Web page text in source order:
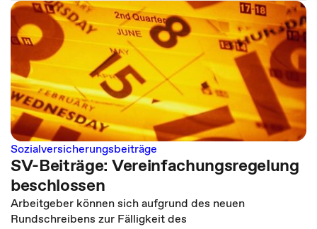
Sozialversicherungsbeiträge
SV-Beiträge: Vereinfachungsregelung
beschlossen
Arbeitgeber können sich aufgrund des neuen
Rundschreibens zur Fälligkeit des